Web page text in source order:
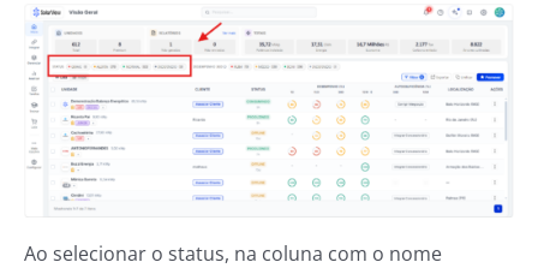
Ao selecionar o status, na coluna com o nome